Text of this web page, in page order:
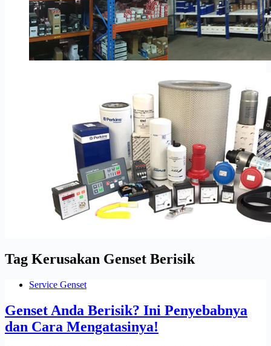
Tag Kerusakan Genset Berisik
Service Genset
Genset Anda Berisik? Ini Penyebabnya
dan Cara Mengatasinya!